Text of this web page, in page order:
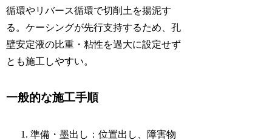
循環やリバース循環で切削土を揚泥す
る。ケーシングが先行支持するため、孔
壁安定液の比重・粘性を過大に設定せず
とも施工しやすい。
一般的な施工手順
準備・墨出し：位置出し、障害物